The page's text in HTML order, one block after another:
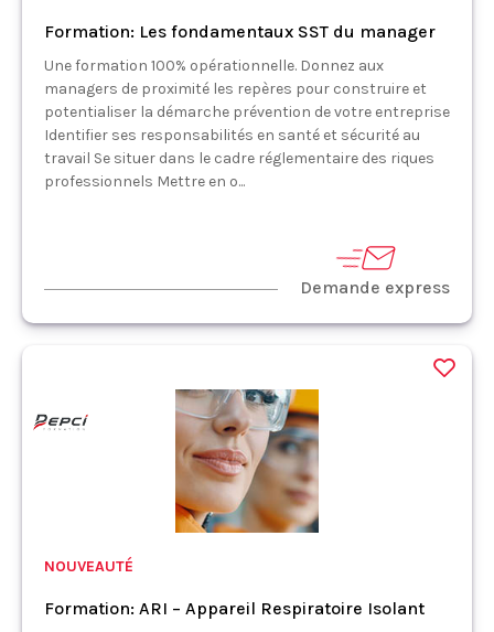
Formation: Les fondamentaux SST du manager
Une formation 100% opérationnelle. Donnez aux
managers de proximité les repères pour construire et
potentialiser la démarche prévention de votre entreprise
Identifier ses responsabilités en santé et sécurité au
travail Se situer dans le cadre réglementaire des riques
professionnels Mettre en o...
Demande express
NOUVEAUTÉ
Formation: ARI – Appareil Respiratoire Isolant